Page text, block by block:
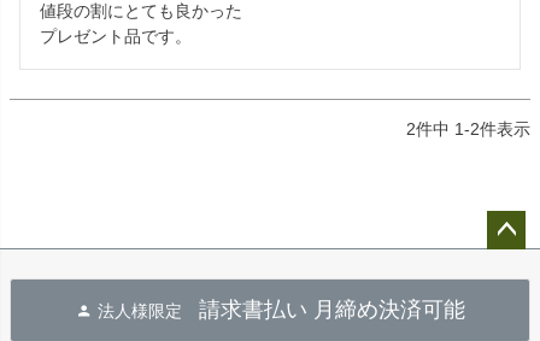
値段の割にとても良かった
プレゼント品です。
2件中 1-2件表示
法人様限定 請求書払い 月締め決済可能